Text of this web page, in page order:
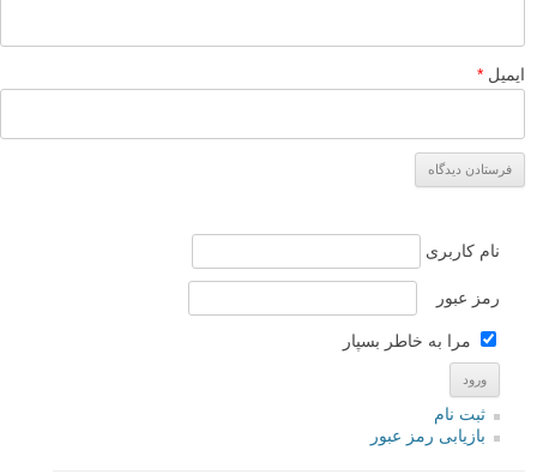
ایمیل *
نام کاربری
رمز عبور
مرا به خاطر بسپار
ثبت نام
بازیابی رمز عبور